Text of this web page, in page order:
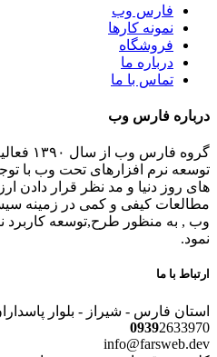
فارس وب
نمونه کارها
فروشگاه
درباره ما
تماس با ما
درباره فارس وب
گروه
توسعه نرم افزارهای تحت وب با
های روز دنیا و مد نظر قرار دادن
مطالعات کیفی و کمی در زمینه
وب , به منظور طرح,توسعه کاربرد
نمود.
ارتباط با ما
استان فارس - شیراز - بلوار
09392633970
info@farsweb.dev